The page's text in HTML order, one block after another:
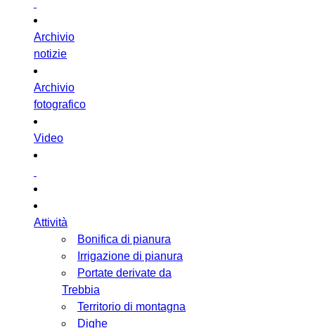
Archivio
notizie
Archivio
fotografico
Video
Attività
Bonifica di pianura
Irrigazione di pianura
Portate derivate da
Trebbia
Territorio di montagna
Dighe